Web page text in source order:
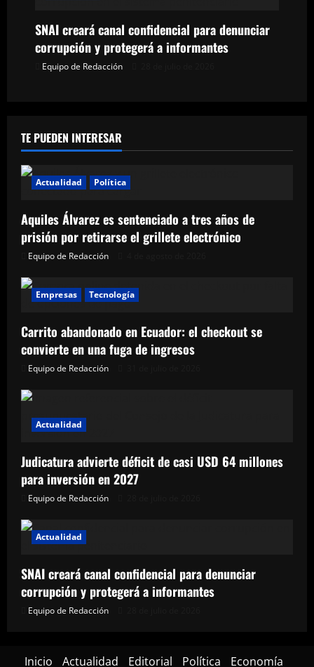
d
a
SNAI creará canal confidencial para denunciar
corrupción y protegerá a informantes
Equipo de Redacción
TE PUEDEN INTERESAR
Actualidad Política
Aquiles Álvarez es sentenciado a tres años de
prisión por retirarse el grillete electrónico
Equipo de Redacción
Empresas Tecnología
Carrito abandonado en Ecuador: el checkout se
convierte en una fuga de ingresos
Equipo de Redacción
Actualidad
Judicatura advierte déficit de casi USD 64 millones
para inversión en 2027
Equipo de Redacción
Actualidad
SNAI creará canal confidencial para denunciar
corrupción y protegerá a informantes
Equipo de Redacción
Inicio Actualidad Editorial Política Economía